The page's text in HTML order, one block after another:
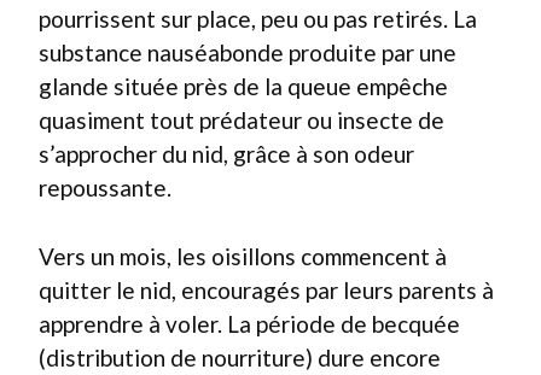
pourrissent sur place, peu ou pas retirés. La
substance nauséabonde produite par une
glande située près de la queue empêche
quasiment tout prédateur ou insecte de
s’approcher du nid, grâce à son odeur
repoussante.
Vers un mois, les oisillons commencent à
quitter le nid, encouragés par leurs parents à
apprendre à voler. La période de becquée
(distribution de nourriture) dure encore